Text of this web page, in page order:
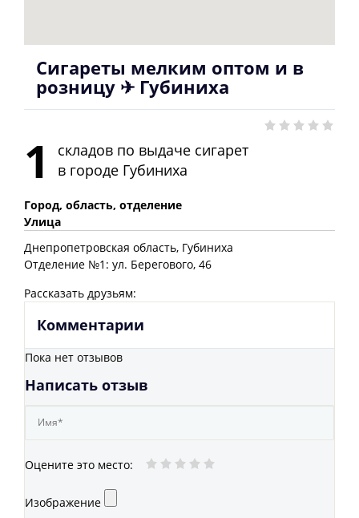
Сигареты мелким оптом и в
розницу ✈ Губиниха
1
складов по выдаче сигарет
в городе Губиниха
Город, область, отделение
Улица
Днепропетровская область, Губиниха
Отделение №1: ул. Берегового, 46
Рассказать друзьям:
Комментарии
Пока нет отзывов
Написать отзыв
Оцените это место:
Изображение